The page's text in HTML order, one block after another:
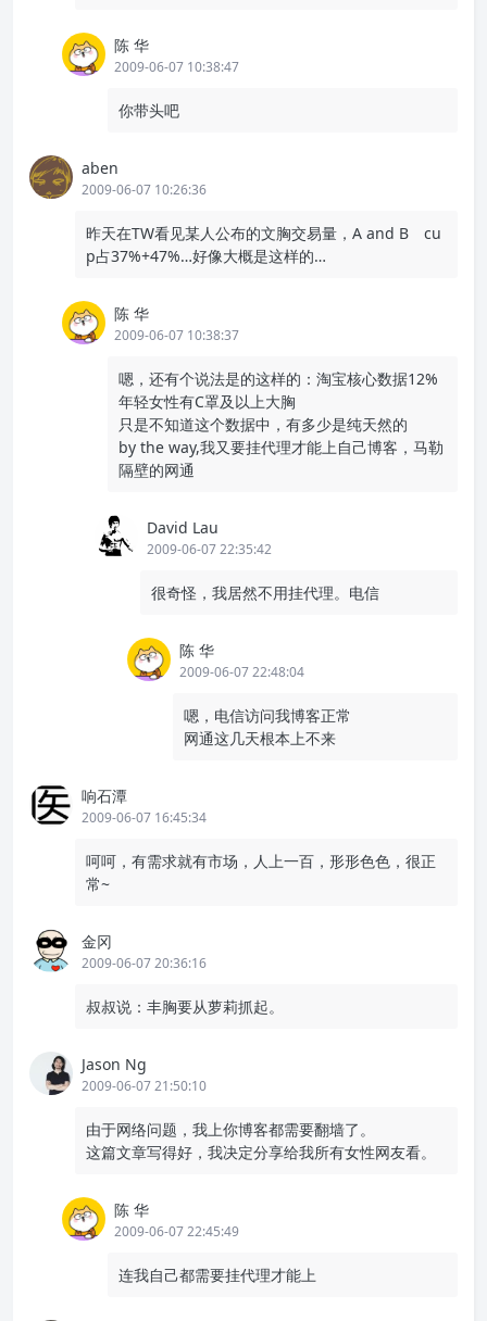
陈 华
2009-06-07 10:38:47
你带头吧
aben
2009-06-07 10:26:36
昨天在TW看见某人公布的文胸交易量，A and B cu
p占37%+47%…好像大概是这样的…
陈 华
2009-06-07 10:38:37
嗯，还有个说法是的这样的：淘宝核心数据12%
年轻女性有C罩及以上大胸
只是不知道这个数据中，有多少是纯天然的
by the way,我又要挂代理才能上自己博客，马勒
隔壁的网通
David Lau
2009-06-07 22:35:42
很奇怪，我居然不用挂代理。电信
陈 华
2009-06-07 22:48:04
嗯，电信访问我博客正常
网通这几天根本上不来
响石潭
2009-06-07 16:45:34
呵呵，有需求就有市场，人上一百，形形色色，很正
常~
金冈
2009-06-07 20:36:16
叔叔说：丰胸要从萝莉抓起。
Jason Ng
2009-06-07 21:50:10
由于网络问题，我上你博客都需要翻墙了。
这篇文章写得好，我决定分享给我所有女性网友看。
陈 华
2009-06-07 22:45:49
连我自己都需要挂代理才能上